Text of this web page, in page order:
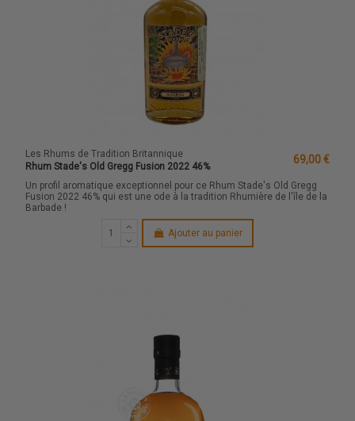
Les Rhums de Tradition Britannique
Rhum Stade's Old Gregg Fusion 2022 46%
69,00 €
Un profil aromatique exceptionnel pour ce Rhum Stade's Old Gregg
Fusion 2022 46% qui est une ode à la tradition Rhumière de l'île de la
Barbade !
Ajouter au panier